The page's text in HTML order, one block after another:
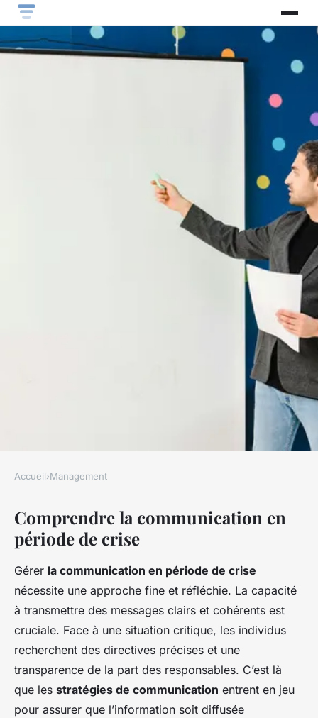
MANAGEMENT
Maîtriser l'Art de la
Communication en Période de
Crise: Un Guide Essentiel
Lola • 29 mars 2025 6 min de lecture
Accueil›Management
Comprendre la communication en
période de crise
Gérer la communication en période de crise
nécessite une approche fine et réfléchie. La capacité
à transmettre des messages clairs et cohérents est
cruciale. Face à une situation critique, les individus
recherchent des directives précises et une
transparence de la part des responsables. C’est là
que les stratégies de communication entrent en jeu
pour assurer que l’information soit diffusée